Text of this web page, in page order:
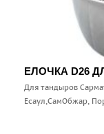
ЕЛОЧКА D26
Для тандыров
Есаул,СамОбжар,